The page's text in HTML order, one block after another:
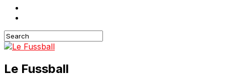
Le Fussball